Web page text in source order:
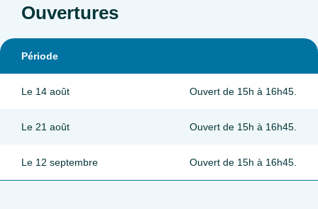
Ouvertures
Période
Le 14 août Ouvert de 15h à 16h45.
Le 21 août Ouvert de 15h à 16h45.
Le 12 septembre Ouvert de 15h à 16h45.